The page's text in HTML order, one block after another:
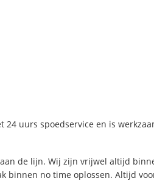
uurs spoedservice en is
de lijn. Wij zijn vrijwel altijd
binnen no time oplossen. Altijd